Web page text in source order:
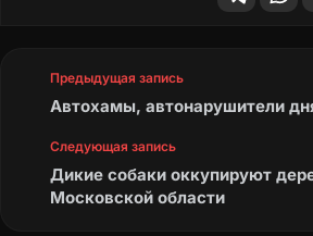
Предыдущая запись
Автохамы, автонарушители
Следующая запись
Дикие собаки оккупируют
Московской области